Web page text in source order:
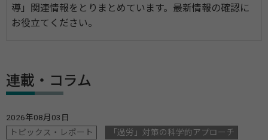
導」関連情報をとりまとめています。最新情報の確認に
お役立てください。
連載・コラム
2026年08月03日
トピックス・レポート
「過労」対策の科学的アプローチ